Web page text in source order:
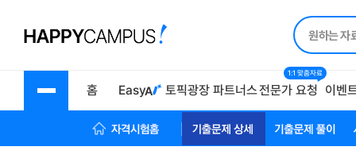
홈 Easy 토픽광장 파트너스전문가 요청
1:1 맞춤자료
이벤
자격시험 홈 기출문제상세 기출문제풀이